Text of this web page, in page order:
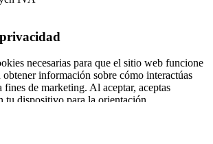
necesarias para que el sitio web funcione
obtener información sobre cómo interactúas
fines de marketing. Al aceptar, aceptas
tu dispositivo para la orientación,